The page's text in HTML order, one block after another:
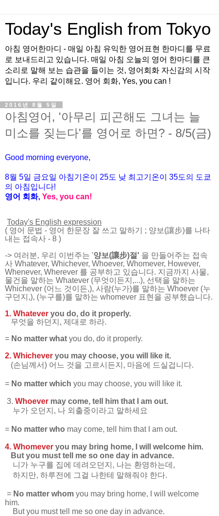
Today's English from Tokyo
아침 영어한마디 - 매일 아침 유익한 영어표현 한마디를 무료
로 보내드리고 있습니다. 매일 아침 오늘의 영어 한마디를 큰
소리로 말해 보는 습관을 들이는 것, 영어회화 자신감의 시작
입니다. 우리 같이해요. 영어 회화, Yes, you can !
2016년 8월 5일
아침영어, '아무리 피곤해도 그녀는 늘
미소를 짖는다'를 영어로 하면? - 8/5(금)
Good morning everyone,
8월 5일 금요일 아침기온이 25도 낮 최고기온이 35도의 도쿄
의 아침입니다!
영어 회화, Yes, you can!
Today's English expression
( 영어 문법 - 영어 한문장 잘 쓰고 말하기
; 양보(讓步)를 나타
내는 접속사 - 8 )
-> 여러분, 우리 이번주는 '양보(讓步)절' 을 만들어주는 접속
사 Whatever, Whichever, Whoever, Whomever, However,
Whenever, Wherever 를 공부하고 있습니다. 지금까지 사물,
물건을 말하는 Whatever (무엇이든지,...), 선택을 말하는
Whichever (어느 것이든,), 사람(누가)를 말하는 Whoever (누
구던지,), (누구를)를 말하는 whomever 표현을 공부했습니다.
1. Whatever you do, do it properly.
무엇을 하던지, 제대로 하라.
= No matter what you do, do it properly.
2. Whichever you may choose, you will like it.
(손님께서) 어느 것을 고르시든지, 마음에 드실겁니다.
= No matter which you may choose, you will like it.
3. Whoever may come, tell him that I am out.
누가 오던지, 나 외출중이라고 말하세요
= No matter who may come, tell him that I am out.
4. Whomever you may bring home, I will welcome him.
But you must tell me so one day in advance.
니가 누구를 집에 데려오던지, 나는 환영하는데,
하지만, 하루전에 그걸 나한테 말해줘야 한다.
= No matter whom you may bring home, I will welcome
him.
But you must tell me so one day in advance.